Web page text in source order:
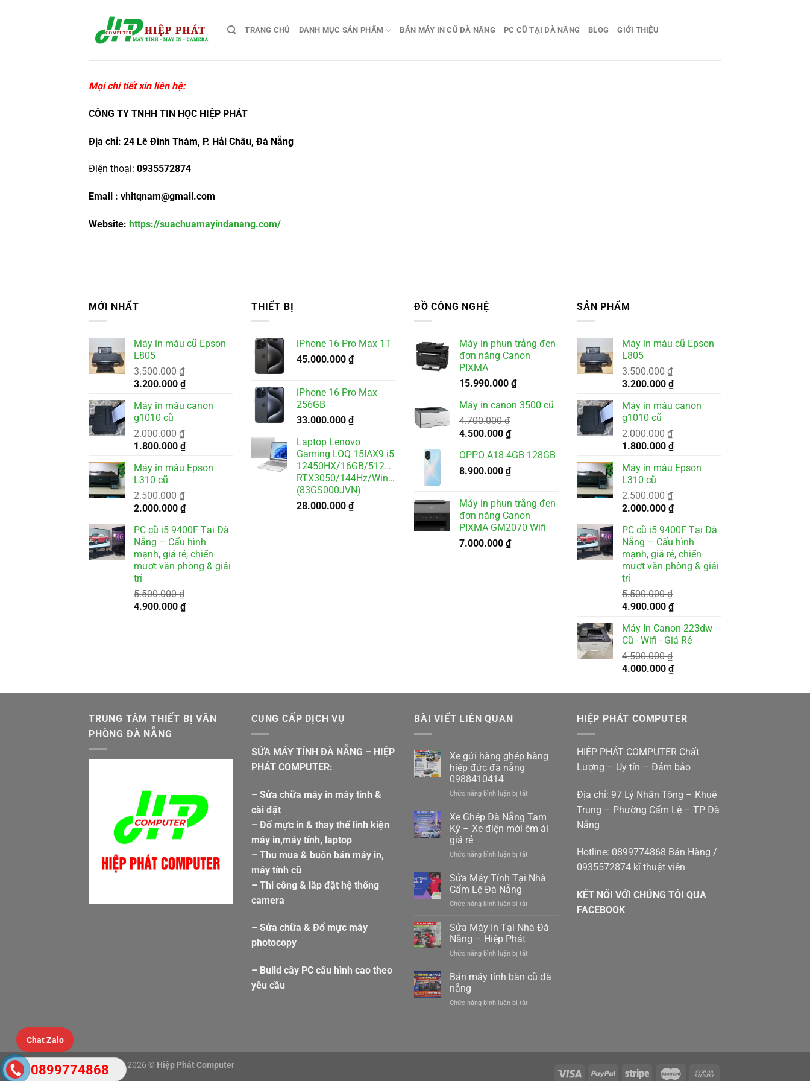
TRANG CHỦ DANH MỤC SẢN PHẨM BÁN MÁY IN CŨ ĐÀ NẴNG PC CŨ TẠI ĐÀ NẴNG BLOG GIỚI THIỆU
Mọi chi tiết xin liên hệ:
CÔNG TY TNHH TIN HỌC HIỆP PHÁT
Địa chỉ: 24 Lê Đình Thám, P. Hải Châu, Đà Nẵng
Điện thoại: 0935572874
Email : vhitqnam@gmail.com
Website: https://suachuamayindanang.com/
MỚI NHẤT
Máy in màu cũ Epson
L805
3.500.000₫
Giá
là:
3.500.000 ₫.
3.200.000 ₫Giá
tại
Máy in màu canon
g1010 cũ
2.000.000₫
Giá
là:
2.000.000 ₫.
1.800.000 ₫Giá
tại
Máy in màu Epson
L310 cũ
2.500.000₫
Giá
là:
2.500.000 ₫.
2.000.000 ₫Giá
tại
là:
2.000.000 ₫.
PC cũ i5 9400F Tại Đà
Nẵng – Cấu hình
mạnh, giá rẻ, chiến
mượt văn phòng & giải
trí
5.500.000₫
Giá
4.900.000 ₫Giá
THIẾT BỊ
iPhone 16 Pro Max 1T
45.000.000 ₫
iPhone 16 Pro Max
256GB
33.000.000 ₫
Laptop Lenovo
Gaming LOQ 15IAX9 i5
12450HX/16GB/512GB/6GB
RTX3050/144Hz/Win11
(83GS000JVN)
28.000.000 ₫
ĐỒ CÔNG NGHỆ
Máy in phun trắng đen
đơn năng Canon
PIXMA
15.990.000 ₫
Máy in canon 3500 cũ
4.700.000₫
Giá
là:
4.700.000 ₫.
4.500.000 ₫Giá
tại
là:
OPPO A18 4GB 128GB
8.900.000 ₫
Máy in phun trắng đen
đơn năng Canon
PIXMA GM2070 Wifi
7.000.000 ₫
SẢN PHẨM
Máy in màu cũ Epson
L805
3.500.000₫
Giá
là:
3.500.000 ₫.
3.200.000 ₫Giá
tại
Máy in màu canon
g1010 cũ
2.000.000₫
Giá
là:
2.000.000 ₫.
1.800.000 ₫Giá
tại
Máy in màu Epson
L310 cũ
2.500.000₫
Giá
là:
2.500.000 ₫.
2.000.000 ₫Giá
tại
là:
2.000.000 ₫.
PC cũ i5 9400F Tại Đà
Nẵng – Cấu hình
mạnh, giá rẻ, chiến
mượt văn phòng & giải
trí
5.500.000₫
Giá
là:
5.500.000 ₫.
4.900.000 ₫Giá
tại
là:
Máy In Canon 223dw
Cũ - Wifi - Giá Rẻ
4.500.000₫
Giá
là:
4.000.000 ₫Giá
tại
4.000.000 ₫.
TRUNG TÂM THIẾT BỊ VĂN
PHÒNG ĐÀ NẴNG
CUNG CẤP DỊCH VỤ
SỬA MÁY TÍNH ĐÀ NẴNG – HIỆP
PHÁT COMPUTER:
– Sửa chữa máy in máy tính &
cài đặt
– Đổ mực in & thay thế linh kiện
máy in,máy tính, laptop
– Thu mua & buôn bán máy in,
máy tính cũ
– Thi công & lắp đặt hệ thống
camera
– Sửa chữa & Đổ mực máy
photocopy
– Build cây PC cấu hình cao theo
yêu cầu
BÀI VIẾT LIÊN QUAN
Xe gửi hàng ghép hàng
hiệp đức đà nẵng
0988410414
Chức năng bình luận bị tắt
gửi
hàng
ghép
đà
Xe Ghép Đà Nẵng Tam
Kỳ – Xe điện mới êm ái
giá rẻ
Chức năng bình luận bị tắt
Ghép
–
ái
Sửa Máy Tính Tại Nhà
Cẩm Lệ Đà Nẵng
Chức năng bình luận bị tắt
Máy
Lệ
Sửa Máy In Tại Nhà Đà
Nẵng – Hiệp Phát
Chức năng bình luận bị tắt
Máy
Bán máy tính bàn cũ đà
nẵng
Chức năng bình luận bị tắt
cũ
HIỆP PHÁT COMPUTER
HIỆP PHÁT COMPUTER Chất
Lượng – Uy tín – Đảm bảo
Địa chỉ: 97 Lý Nhân Tông – Khuê
Trung – Phường Cẩm Lệ – TP Đà
Nẵng
Hotline: 0899774868 Bán Hàng /
0935572874 kĩ thuật viên
KẾT NỐI VỚI CHÚNG TÔI QUA
FACEBOOK
Copyright 2026 © Hiệp Phát Computer
Chat Zalo
0899774868